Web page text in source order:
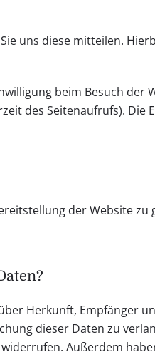
uns diese mitteilen.
beim Besuch der
des Seitenaufrufs).
der Website
Herkunft, Empfänger
dieser Daten zu
Außerdem